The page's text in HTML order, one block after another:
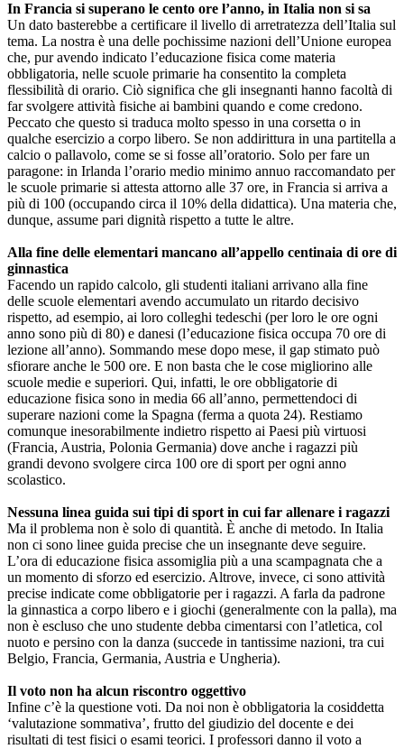
In Francia si superano le cento ore l’anno, in Italia non si sa
Un dato basterebbe a certificare il livello di arretratezza dell’Italia sul
tema. La nostra è una delle pochissime nazioni dell’Unione europea
che, pur avendo indicato l’educazione fisica come materia
obbligatoria, nelle scuole primarie ha consentito la completa
flessibilità di orario. Ciò significa che gli insegnanti hanno facoltà di
far svolgere attività fisiche ai bambini quando e come credono.
Peccato che questo si traduca molto spesso in una corsetta o in
qualche esercizio a corpo libero. Se non addirittura in una partitella a
calcio o pallavolo, come se si fosse all’oratorio. Solo per fare un
paragone: in Irlanda l’orario medio minimo annuo raccomandato per
le scuole primarie si attesta attorno alle 37 ore, in Francia si arriva a
più di 100 (occupando circa il 10% della didattica). Una materia che,
dunque, assume pari dignità rispetto a tutte le altre.
Alla fine delle elementari mancano all’appello centinaia di ore di
ginnastica
Facendo un rapido calcolo, gli studenti italiani arrivano alla fine
delle scuole elementari avendo accumulato un ritardo decisivo
rispetto, ad esempio, ai loro colleghi tedeschi (per loro le ore ogni
anno sono più di 80) e danesi (l’educazione fisica occupa 70 ore di
lezione all’anno). Sommando mese dopo mese, il gap stimato può
sfiorare anche le 500 ore. E non basta che le cose migliorino alle
scuole medie e superiori. Qui, infatti, le ore obbligatorie di
educazione fisica sono in media 66 all’anno, permettendoci di
superare nazioni come la Spagna (ferma a quota 24). Restiamo
comunque inesorabilmente indietro rispetto ai Paesi più virtuosi
(Francia, Austria, Polonia Germania) dove anche i ragazzi più
grandi devono svolgere circa 100 ore di sport per ogni anno
scolastico.
Nessuna linea guida sui tipi di sport in cui far allenare i ragazzi
Ma il problema non è solo di quantità. È anche di metodo. In Italia
non ci sono linee guida precise che un insegnante deve seguire.
L’ora di educazione fisica assomiglia più a una scampagnata che a
un momento di sforzo ed esercizio. Altrove, invece, ci sono attività
precise indicate come obbligatorie per i ragazzi. A farla da padrone
la ginnastica a corpo libero e i giochi (generalmente con la palla), ma
non è escluso che uno studente debba cimentarsi con l’atletica, col
nuoto e persino con la danza (succede in tantissime nazioni, tra cui
Belgio, Francia, Germania, Austria e Ungheria).
Il voto non ha alcun riscontro oggettivo
Infine c’è la questione voti. Da noi non è obbligatoria la cosiddetta
‘valutazione sommativa’, frutto del giudizio del docente e dei
risultati di test fisici o esami teorici. I professori danno il voto a